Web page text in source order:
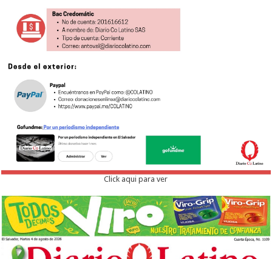
Click aqui para ver